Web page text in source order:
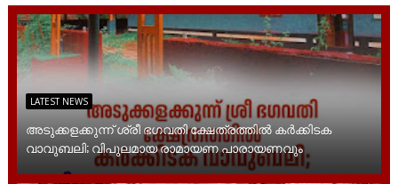
LATEST NEWS
അടുക്കളക്കുന്ന് ശ്രീ ഭഗവതി ക്ഷേത്രത്തിൽ കർക്കിടക
വാവുബലി; വിപുലമായ രാമായണ പാരായണവും